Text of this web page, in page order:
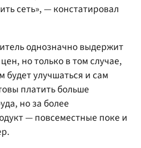
сеть», — констатировал
однозначно выдержит
но только в том случае,
будет улучшаться и сам
платить больше
но за более
— повсеместные поке и